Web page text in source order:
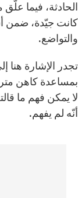
الحادثة، فيما
كانت جيّدة، ضمن
والتواضع.
تجدر الإشارة هنا
لا يمكن فهم ما
أنّه لم يفهم.